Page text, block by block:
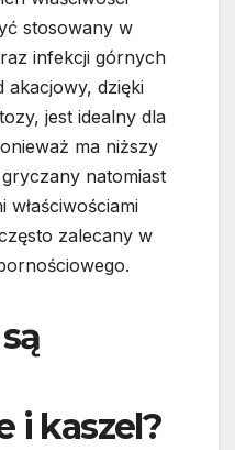
stosowany w
infekcji górnych
akacjowy, dzięki
jest idealny dla
ma niższy
natomiast
właściwościami
zalecany w
i kaszel?